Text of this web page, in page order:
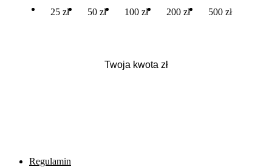
25 zł 50 zł 100 zł 200 zł 500 zł
Regulamin